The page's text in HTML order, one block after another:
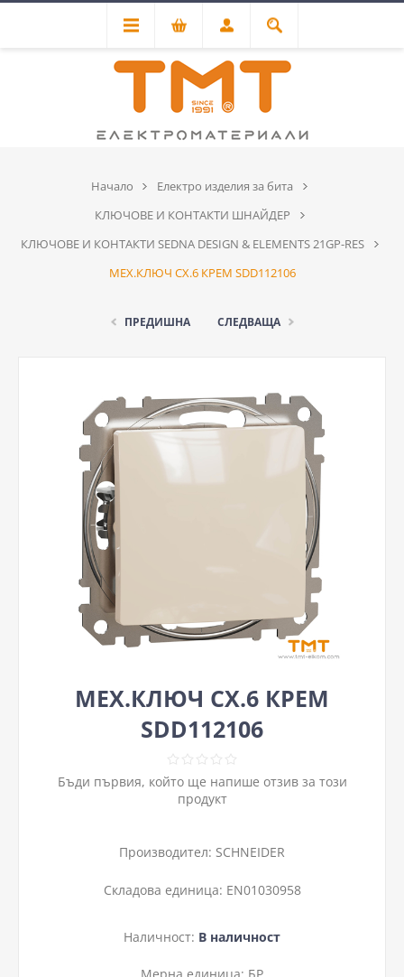
Начало
Електро изделия за бита
КЛЮЧОВЕ И КОНТАКТИ ШНАЙДЕР
КЛЮЧОВЕ И КОНТАКТИ SEDNA DESIGN & ELEMENTS 21GP-RES
МЕХ.КЛЮЧ СХ.6 КРЕМ SDD112106
ПРЕДИШНА СЛЕДВАЩА
МЕХ.КЛЮЧ СХ.6 КРЕМ
SDD112106
Бъди първия, който ще напише отзив за този
продукт
Производител: SCHNEIDER
Складова единица: EN01030958
Наличност: В наличност